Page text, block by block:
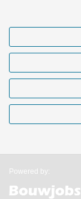
Powered by: